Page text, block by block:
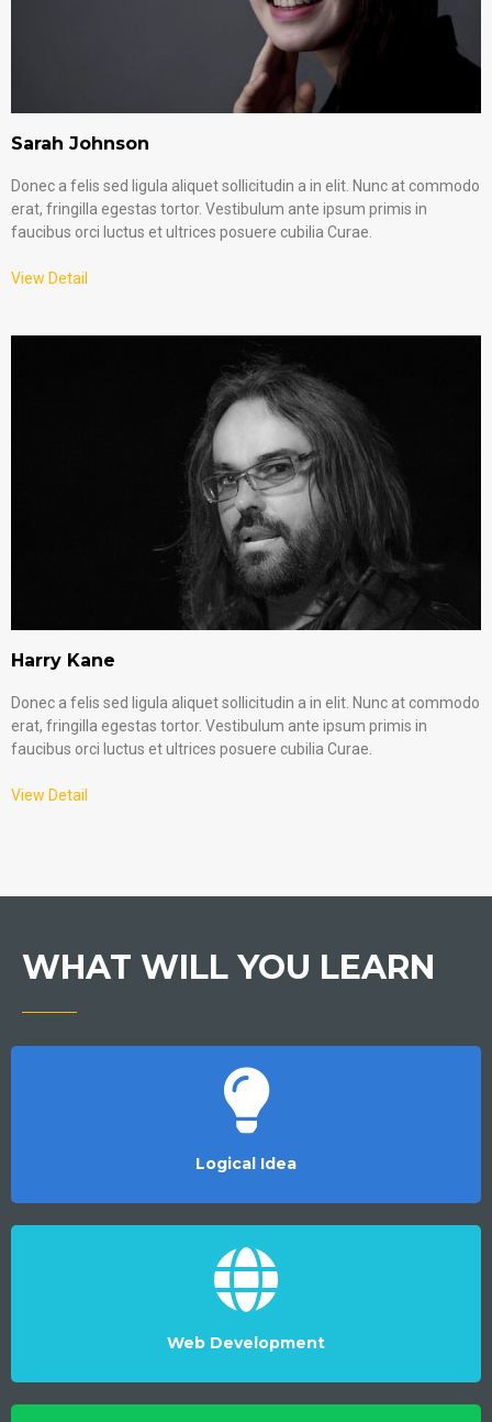
Sarah Johnson
Donec a felis sed ligula aliquet sollicitudin a in elit. Nunc at commodo
erat, fringilla egestas tortor. Vestibulum ante ipsum primis in
faucibus orci luctus et ultrices posuere cubilia Curae.
View Detail
Harry Kane
Donec a felis sed ligula aliquet sollicitudin a in elit. Nunc at commodo
erat, fringilla egestas tortor. Vestibulum ante ipsum primis in
faucibus orci luctus et ultrices posuere cubilia Curae.
View Detail
WHAT WILL YOU LEARN
Logical Idea
Web Development